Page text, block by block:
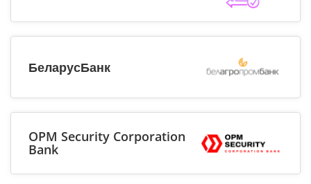
БеларусБанк
OPM Security Corporation
Bank